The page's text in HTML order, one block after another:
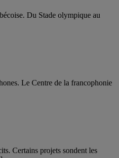
Du Stade olympique au
Le Centre de la francophonie
Certains projets sondent les